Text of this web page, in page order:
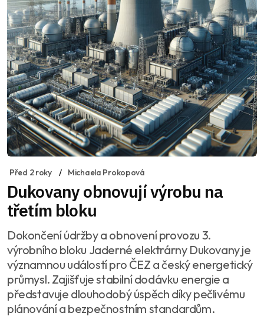
Před 2 roky Michaela Prokopová
Dukovany obnovují výrobu na
třetím bloku
Dokončení údržby a obnovení provozu 3.
výrobního bloku Jaderné elektrárny Dukovany je
významnou událostí pro ČEZ a český energetický
průmysl. Zajišťuje stabilní dodávku energie a
představuje dlouhodobý úspěch díky pečlivému
plánování a bezpečnostním standardům.